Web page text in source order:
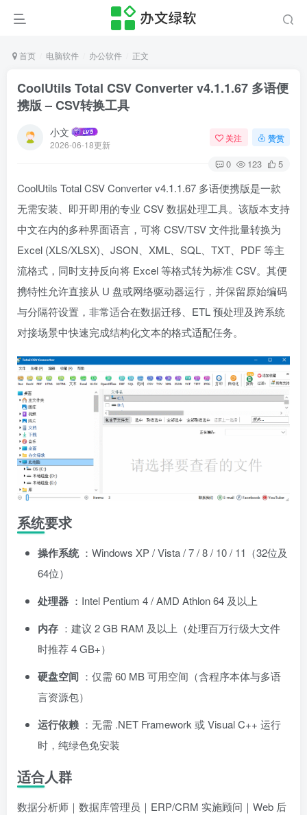
首页 电脑软件 办公软件 正文
CoolUtils Total CSV Converter v4.1.1.67 多语便
携版 – CSV转换工具
小文
2026-06-18更新
关注 赞赏
0 123 5
CoolUtils Total CSV Converter v4.1.1.67 多语便携版是一款
无需安装、即开即用的专业 CSV 数据处理工具。该版本支持
中文在内的多种界面语言，可将 CSV/TSV 文件批量转换为
Excel (XLS/XLSX)、JSON、XML、SQL、TXT、PDF 等主
流格式，同时支持反向将 Excel 等格式转为标准 CSV。其便
携特性允许直接从 U 盘或网络驱动器运行，并保留原始编码
与分隔符设置，非常适合在数据迁移、ETL 预处理及跨系统
对接场景中快速完成结构化文本的格式适配任务。
系统要求
操作系统：Windows XP / Vista / 7 / 8 / 10 / 11（32位及
64位）
处理器 ：Intel Pentium 4 / AMD Athlon 64 及以上
内存 ：建议 2 GB RAM 及以上（处理百万行级大文件
时推荐 4 GB+）
硬盘空间 ：仅需 60 MB 可用空间（含程序本体与多语
言资源包）
运行依赖 ：无需 .NET Framework 或 Visual C++ 运行
时，纯绿色免安装
适合人群
数据分析师｜数据库管理员｜ERP/CRM 实施顾问｜Web 后